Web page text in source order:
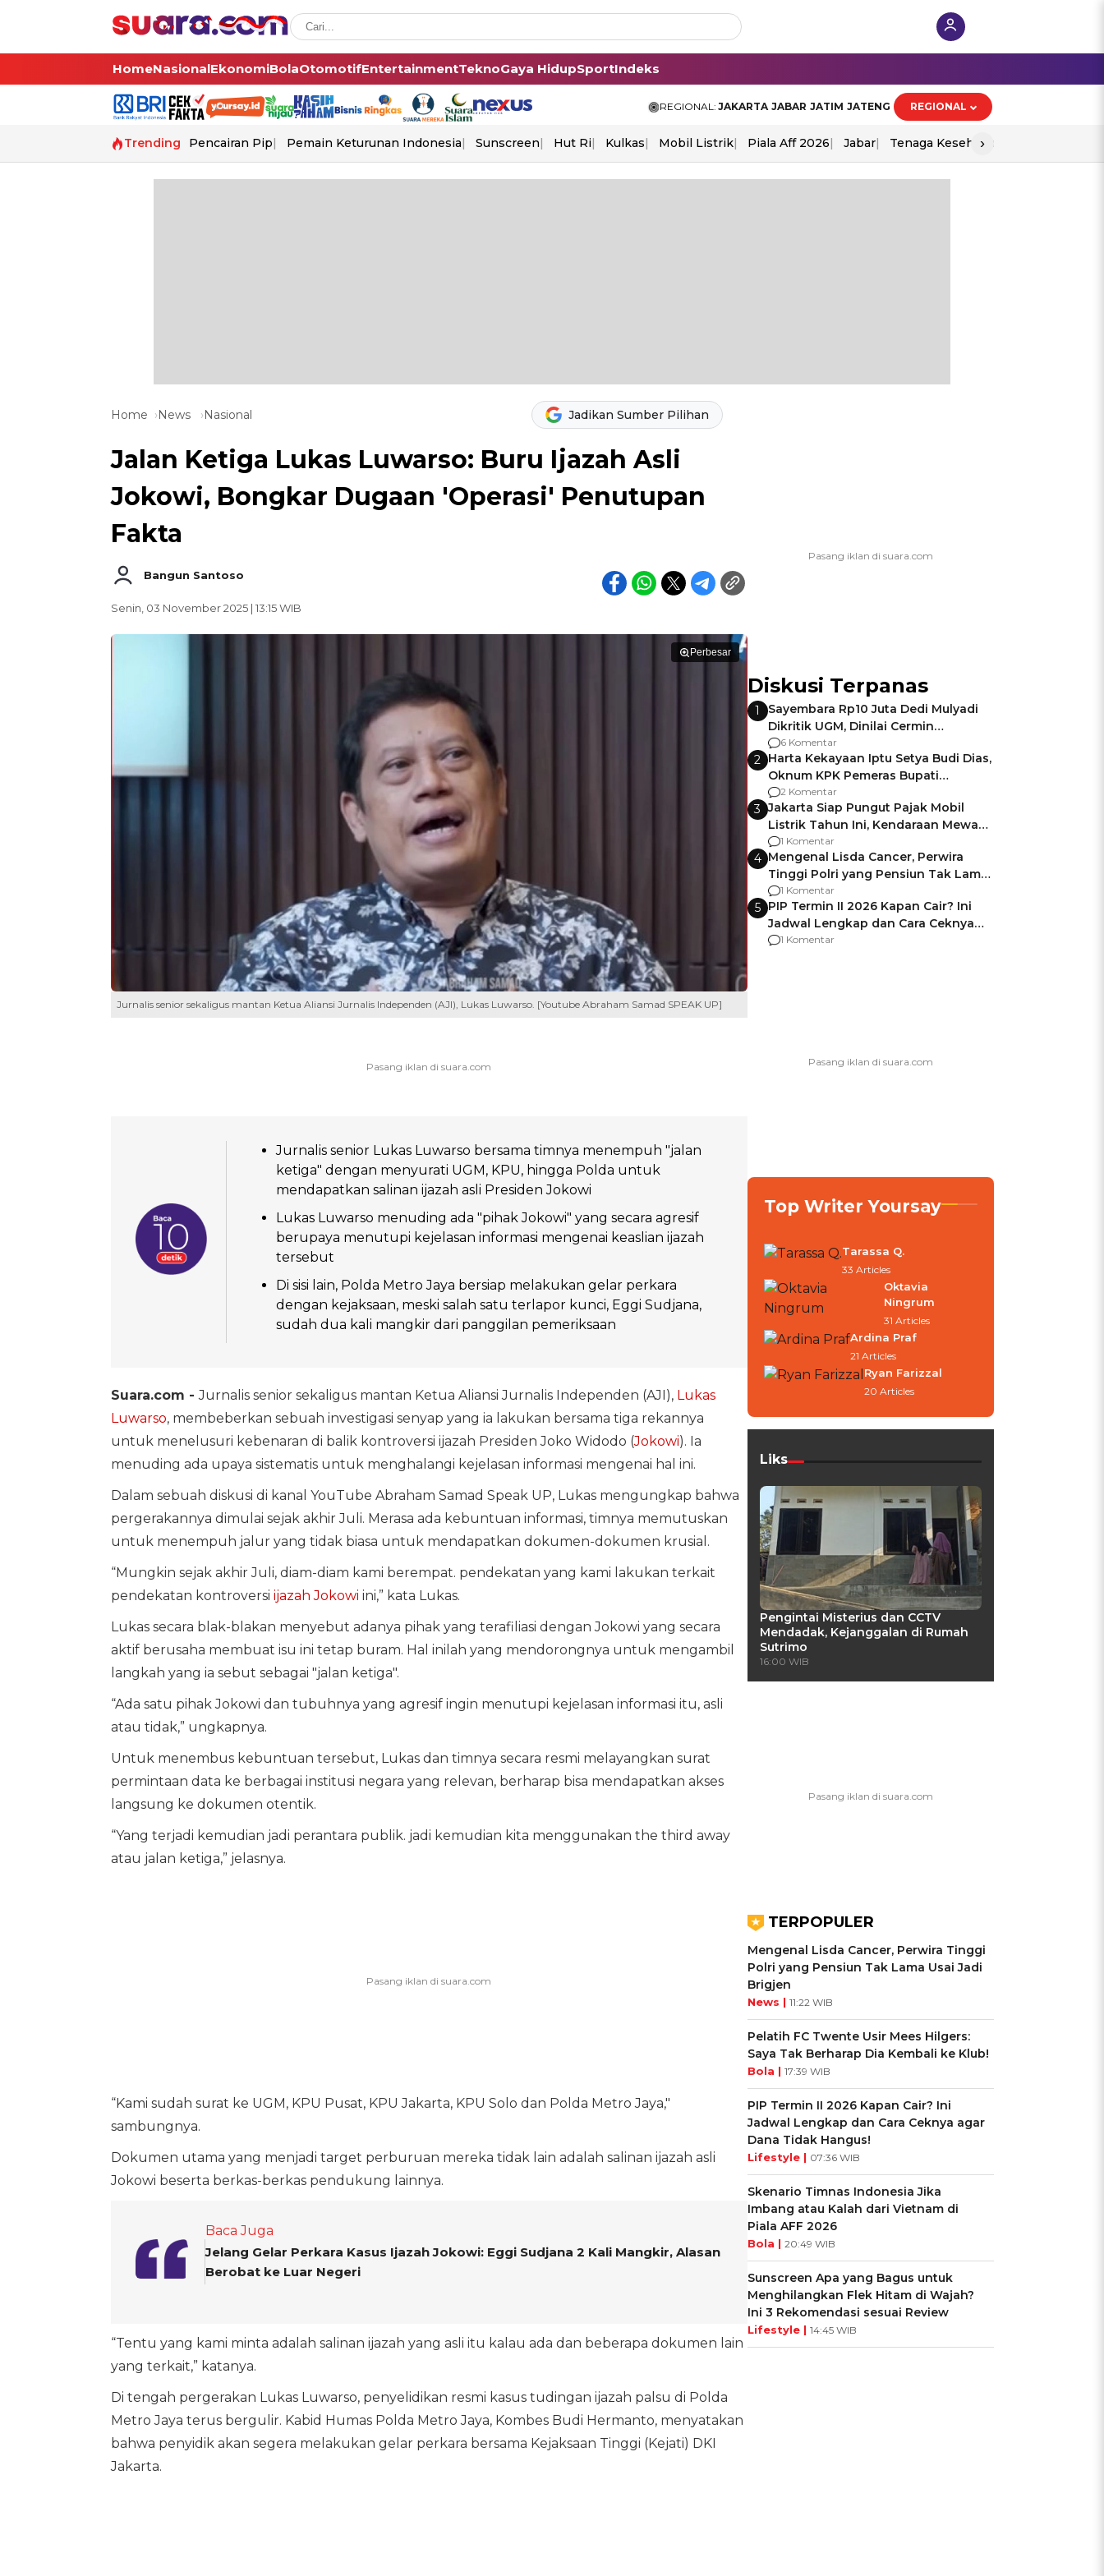
HomeNasionalEkonomiBolaOtomotifEntertainmentTeknoGaya HidupSportIndeks
REGIONAL: JAKARTA JABAR JATIM JATENG REGIONAL
Trending Pencairan Pip Pemain Keturunan Indonesia Sunscreen Hut Ri Kulkas Mobil Listrik Piala Aff 2026 Jabar Tenaga Kesehatan
›
Home News Nasional Jadikan Sumber Pilihan
Jalan Ketiga Lukas Luwarso: Buru Ijazah Asli
Jokowi, Bongkar Dugaan 'Operasi' Penutupan
Fakta
Bangun Santoso
Senin, 03 November 2025 | 13:15 WIB
Perbesar
Jurnalis senior sekaligus mantan Ketua Aliansi Jurnalis Independen (AJI), Lukas Luwarso. [Youtube Abraham Samad SPEAK UP]
Jurnalis senior Lukas Luwarso bersama timnya menempuh "jalan
ketiga" dengan menyurati UGM, KPU, hingga Polda untuk
mendapatkan salinan ijazah asli Presiden Jokowi
Lukas Luwarso menuding ada "pihak Jokowi" yang secara agresif
berupaya menutupi kejelasan informasi mengenai keaslian ijazah
tersebut
Di sisi lain, Polda Metro Jaya bersiap melakukan gelar perkara
dengan kejaksaan, meski salah satu terlapor kunci, Eggi Sudjana,
sudah dua kali mangkir dari panggilan pemeriksaan
Suara.com -Jurnalis senior sekaligus mantan Ketua Aliansi Jurnalis Independen (AJI), Lukas
Luwarso, membeberkan sebuah investigasi senyap yang ia lakukan bersama tiga rekannya
untuk menelusuri kebenaran di balik kontroversi ijazah Presiden Joko Widodo (Jokowi). Ia
menuding ada upaya sistematis untuk menghalangi kejelasan informasi mengenai hal ini.
Dalam sebuah diskusi di kanal YouTube Abraham Samad Speak UP, Lukas mengungkap bahwa
pergerakannya dimulai sejak akhir Juli. Merasa ada kebuntuan informasi, timnya memutuskan
untuk menempuh jalur yang tidak biasa untuk mendapatkan dokumen-dokumen krusial.
“Mungkin sejak akhir Juli, diam-diam kami berempat. pendekatan yang kami lakukan terkait
pendekatan kontroversi ijazah Jokowi ini,” kata Lukas.
Lukas secara blak-blakan menyebut adanya pihak yang terafiliasi dengan Jokowi yang secara
aktif berusaha membuat isu ini tetap buram. Hal inilah yang mendorongnya untuk mengambil
langkah yang ia sebut sebagai "jalan ketiga".
“Ada satu pihak Jokowi dan tubuhnya yang agresif ingin menutupi kejelasan informasi itu, asli
atau tidak,” ungkapnya.
Untuk menembus kebuntuan tersebut, Lukas dan timnya secara resmi melayangkan surat
permintaan data ke berbagai institusi negara yang relevan, berharap bisa mendapatkan akses
langsung ke dokumen otentik.
“Yang terjadi kemudian jadi perantara publik. jadi kemudian kita menggunakan the third away
atau jalan ketiga,” jelasnya.
“Kami sudah surat ke UGM, KPU Pusat, KPU Jakarta, KPU Solo dan Polda Metro Jaya,"
sambungnya.
Dokumen utama yang menjadi target perburuan mereka tidak lain adalah salinan ijazah asli
Jokowi beserta berkas-berkas pendukung lainnya.
Baca Juga
Jelang Gelar Perkara Kasus Ijazah Jokowi: Eggi Sudjana 2 Kali Mangkir, Alasan
Berobat ke Luar Negeri
“Tentu yang kami minta adalah salinan ijazah yang asli itu kalau ada dan beberapa dokumen lain
yang terkait,” katanya.
Di tengah pergerakan Lukas Luwarso, penyelidikan resmi kasus tudingan ijazah palsu di Polda
Metro Jaya terus bergulir. Kabid Humas Polda Metro Jaya, Kombes Budi Hermanto, menyatakan
bahwa penyidik akan segera melakukan gelar perkara bersama Kejaksaan Tinggi (Kejati) DKI
Jakarta.
Diskusi Terpanas
1
Sayembara Rp10 Juta Dedi Mulyadi
Dikritik UGM, Dinilai Cermin
Gagalnya Negara Jamin Keamanan
6 Komentar
2 Harta Kekayaan Iptu Setya Budi Dias,
Oknum KPK Pemeras Bupati
Pemalang
2 Komentar
3 Jakarta Siap Pungut Pajak Mobil
Listrik Tahun Ini, Kendaraan Mewah
Kena hingga 75% PKB
1 Komentar
4 Mengenal Lisda Cancer, Perwira
Tinggi Polri yang Pensiun Tak Lama
Usai Jadi Brigjen
1 Komentar
5 PIP Termin II 2026 Kapan Cair? Ini
Jadwal Lengkap dan Cara Ceknya
agar Dana Tidak Hangus!
1 Komentar
Top Writer Yoursay
Tarassa Q.
33 Articles
Oktavia
Ningrum
31 Articles
Ardina Praf
21 Articles
Ryan Farizzal
20 Articles
Liks
Pengintai Misterius dan CCTV
Mendadak, Kejanggalan di Rumah
Sutrimo
16:00 WIB
TERPOPULER
Mengenal Lisda Cancer, Perwira Tinggi
Polri yang Pensiun Tak Lama Usai Jadi
Brigjen
News | 11:22 WIB
Pelatih FC Twente Usir Mees Hilgers:
Saya Tak Berharap Dia Kembali ke Klub!
Bola | 17:39 WIB
PIP Termin II 2026 Kapan Cair? Ini
Jadwal Lengkap dan Cara Ceknya agar
Dana Tidak Hangus!
Lifestyle | 07:36 WIB
Skenario Timnas Indonesia Jika
Imbang atau Kalah dari Vietnam di
Piala AFF 2026
Bola | 20:49 WIB
Sunscreen Apa yang Bagus untuk
Menghilangkan Flek Hitam di Wajah?
Ini 3 Rekomendasi sesuai Review
Lifestyle | 14:45 WIB